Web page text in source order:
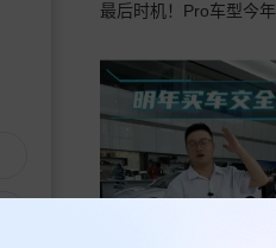
最后时机！Pro车型今